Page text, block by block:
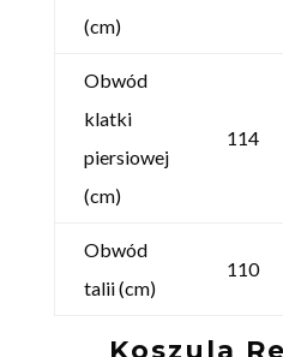
(cm)
Obwód
klatki
piersiowej
(cm)
114
Obwód
talii (cm)
110
Koszula